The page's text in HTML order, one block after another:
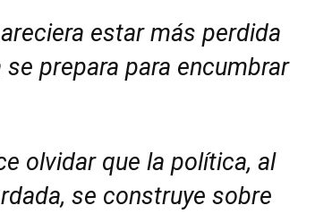
estar más perdida
prepara para encumbrar
olvidar que la política, al
se construye sobre